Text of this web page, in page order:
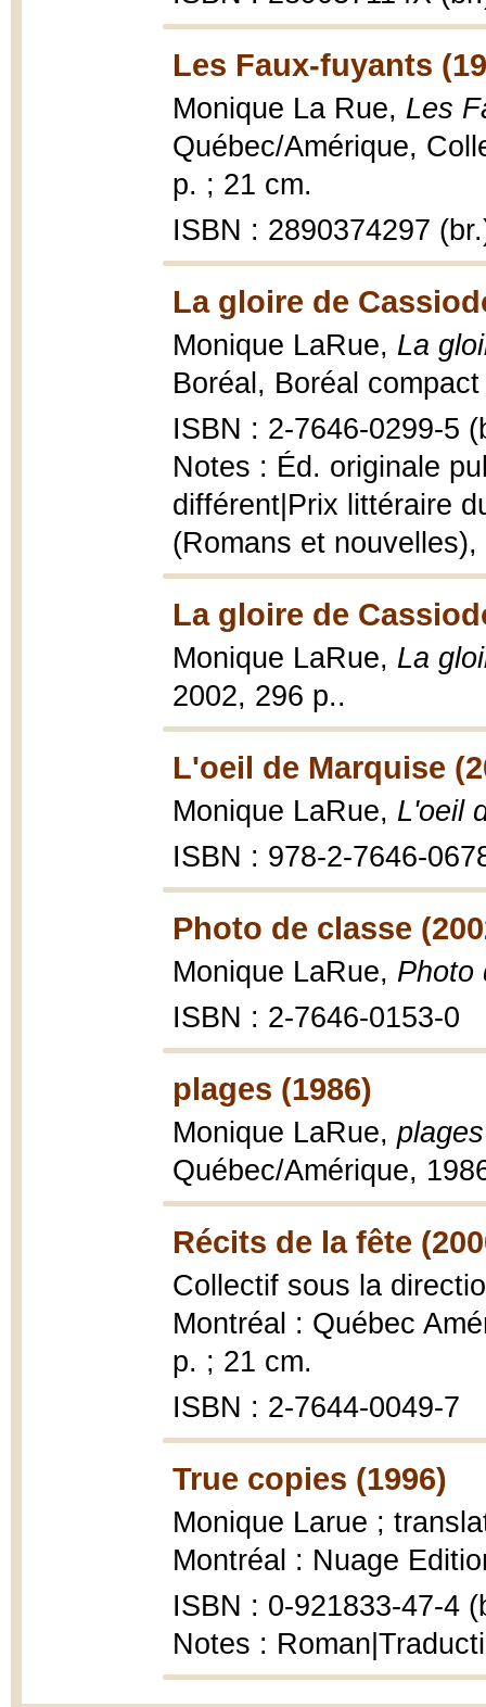
Les Faux-fuyants
Monique La Rue, Les
Québec/Amérique,
p. ; 21 cm.
ISBN : 2890374297
La gloire de
Monique LaRue, La
Boréal, Boréal
ISBN : 2-7646-0299-5
Notes : Éd. originale
différent|Prix littéraire
(Romans et nouvelles),
La gloire de
Monique LaRue, La
2002, 296 p..
L'oeil de Marquise
Monique LaRue, L'oeil
ISBN : 978-2-7646-
Photo de classe
Monique LaRue, Photo
ISBN : 2-7646-0153-0
plages (1986)
Monique LaRue,
Québec/Amérique,
Récits de la fête
Collectif sous la
Montréal : Québec
p. ; 21 cm.
ISBN : 2-7644-0049-7
True copies (1996)
Monique Larue ;
Montréal : Nuage
ISBN : 0-921833-47-4
Notes :